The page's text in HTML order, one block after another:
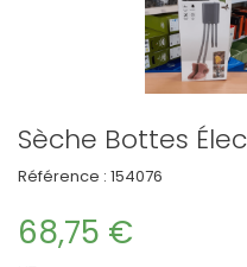
Sèche Bottes
Référence : 154076
68,75 €